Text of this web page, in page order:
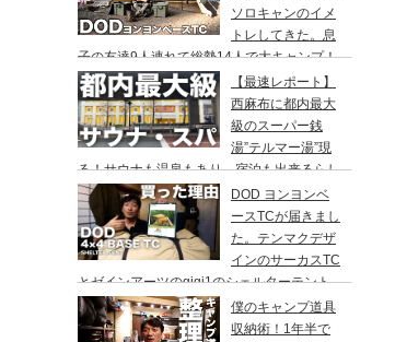
ソロキャンのイメ
トレしてきた。息
子の友達9人連れて総勢14人で大キャンプ！
めちゃくちゃ疲れたぞ。
【最速レポート】
西麻布に都内最大
級のスーパー銭
湯”テルマー湯”現
る！サウナも温泉もあり、宿泊も出来るらし
い♪
DOD ヨンヨンベ
ースTCが届きまし
た。テンマクデザ
インのサーカスTC
とゼインアーツのgigi1のシェルターテント
と比較検討をし、購入に至った理由。
僕のキャンプ道具
収納術！1年半で